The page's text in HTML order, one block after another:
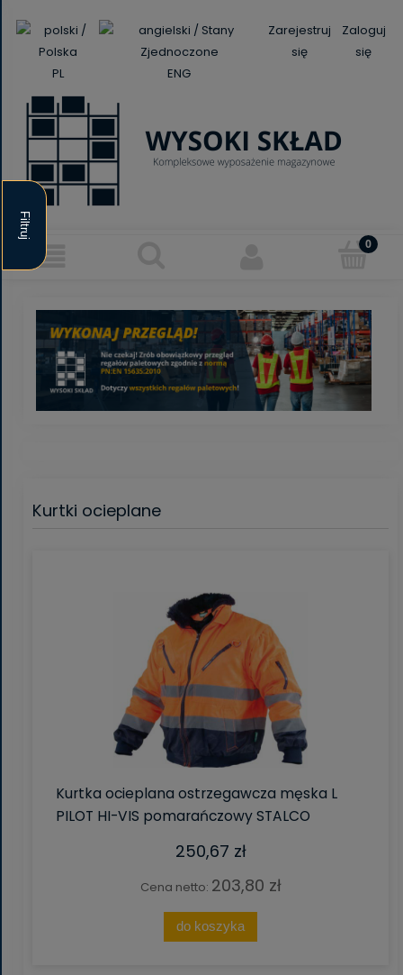
PL ENG
Zarejestruj
się
Zaloguj
się
Filtruj
Kurtki ocieplane
Kurtka ocieplana ostrzegawcza męska L
PILOT HI-VIS pomarańczowy STALCO
250,67 zł
Cena netto: 203,80 zł
do koszyka